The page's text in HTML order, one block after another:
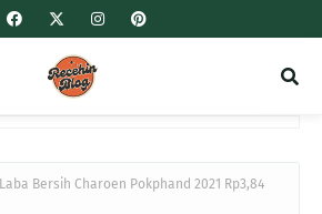
Laba Bersih Charoen Pokphand 2021 Rp3,84